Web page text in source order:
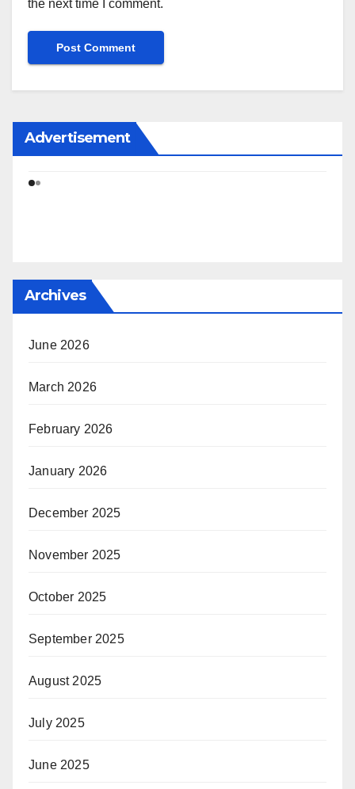
the next time I comment.
Advertisement
Archives
June 2026
March 2026
February 2026
January 2026
December 2025
November 2025
October 2025
September 2025
August 2025
July 2025
June 2025